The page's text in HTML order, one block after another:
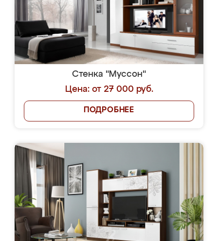
Стенка "Муссон"
Цена: от 27 000 руб.
ПОДРОБНЕЕ